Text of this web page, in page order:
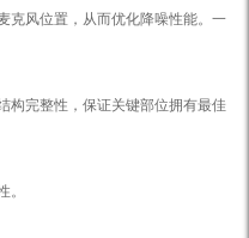
克风位置，从而优化降噪性能。一
构完整性，保证关键部位拥有最佳
。